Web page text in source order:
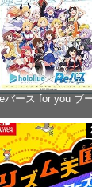
ッキ ホロライ
バース for you ブ
価格：